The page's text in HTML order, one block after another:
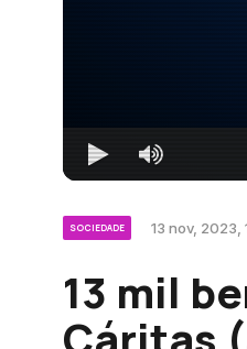
SOCIEDADE 13 nov, 2023,
13 mil
Cáritas